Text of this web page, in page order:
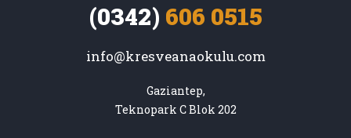
(0342) 606 0515
info@kresveanaokulu.com
Gaziantep,
Teknopark C Blok 202